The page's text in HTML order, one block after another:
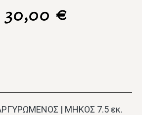
30,00 €
| ΜΗΚΟΣ 7.5 εκ.